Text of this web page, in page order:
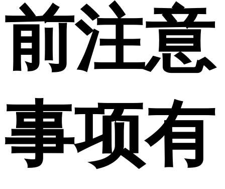
前注意
事项有